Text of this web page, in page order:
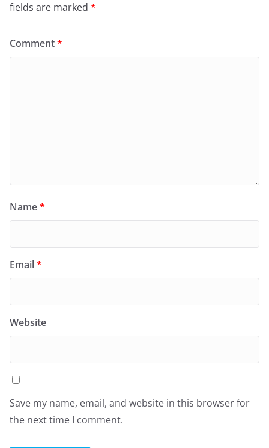
fields are marked *
Comment*
Name*
Email*
Website
Save my name, email, and website in this browser for
the next time I comment.